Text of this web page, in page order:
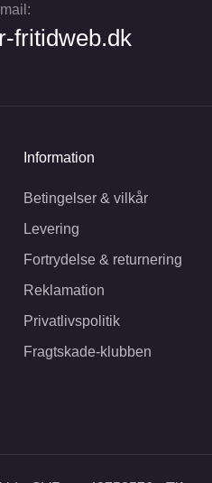
fritidweb.dk
Information
Betingelser & vilkår
Levering
Fortrydelse & returnering
Reklamation
Privatlivspolitik
Fragtskade-klubben